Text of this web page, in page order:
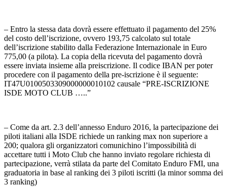
– Entro la stessa data dovrà essere effettuato il pagamento del 25%
del costo dell’iscrizione, ovvero 193,75 calcolato sul totale
dell’iscrizione stabilito dalla Federazione Internazionale in Euro
775,00 (a pilota). La copia della ricevuta del pagamento dovrà
essere inviata insieme alla preiscrizione. Il codice IBAN per poter
procedere con il pagamento della pre-iscrizione è il seguente:
IT47U0100503309000000010102 causale “PRE-ISCRIZIONE
ISDE MOTO CLUB …..”
– Come da art. 2.3 dell’annesso Enduro 2016, la partecipazione dei
piloti italiani alla ISDE richiede un ranking max non superiore a
200; qualora gli organizzatori comunichino l’impossibilità di
accettare tutti i Moto Club che hanno inviato regolare richiesta di
partecipazione, verrà stilata da parte del Comitato Enduro FMI, una
graduatoria in base al ranking dei 3 piloti iscritti (la minor somma dei
3 ranking)